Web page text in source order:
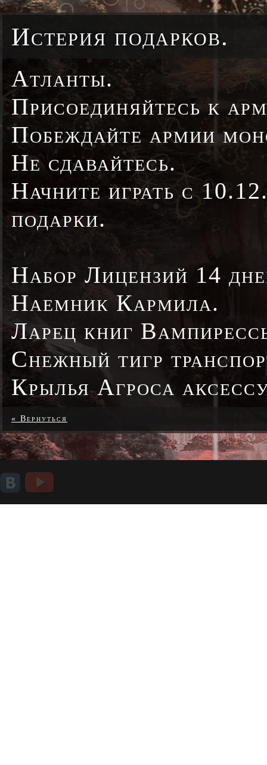
Истерия подарков.
Атланты.
Присоединяйтесь к
Побеждайте армии
Не сдавайтесь.
Начните играть с
подарки.
Набор Лицензий 14
Наемник Кармила.
Ларец книг
Снежный тигр
Крылья Агроса
« Вернуться